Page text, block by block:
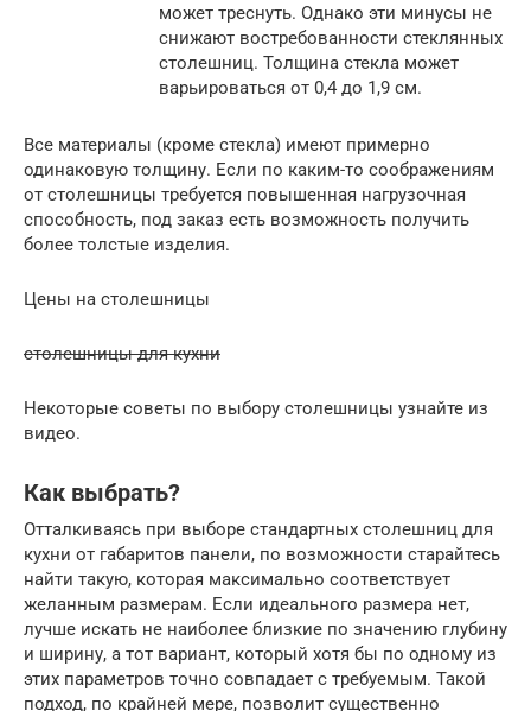
может треснуть. Однако эти минусы не
снижают востребованности стеклянных
столешниц. Толщина стекла может
варьироваться от 0,4 до 1,9 см.
Все материалы (кроме стекла) имеют примерно
одинаковую толщину. Если по каким-то соображениям
от столешницы требуется повышенная нагрузочная
способность, под заказ есть возможность получить
более толстые изделия.
Цены на столешницы
столешницы для кухни
Некоторые советы по выбору столешницы узнайте из
видео.
Как выбрать?
Отталкиваясь при выборе стандартных столешниц для
кухни от габаритов панели, по возможности старайтесь
найти такую, которая максимально соответствует
желанным размерам. Если идеального размера нет,
лучше искать не наиболее близкие по значению глубину
и ширину, а тот вариант, который хотя бы по одному из
этих параметров точно совпадает с требуемым. Такой
подход, по крайней мере, позволит существенно